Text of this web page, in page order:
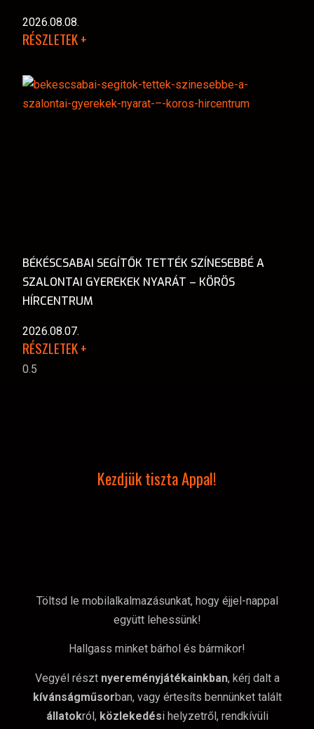
2026.08.08.
RÉSZLETEK +
BÉKÉSCSABAI SEGÍTŐK TETTÉK SZÍNESEBBÉ A
SZALONTAI GYEREKEK NYARÁT – KÖRÖS
HÍRCENTRUM
2026.08.07.
RÉSZLETEK +
Kezdjük tiszta Appal!
Töltsd le mobilalkalmazásunkat, hogy éjjel-nappal
együtt lehessünk!
Hallgass minket bárhol és bármikor!
Vegyél részt nyereményjátékainkban, kérj dalt a
kívánságműsorban, vagy értesíts bennünket talált
állatokról, közlekedési helyzetről, rendkívüli